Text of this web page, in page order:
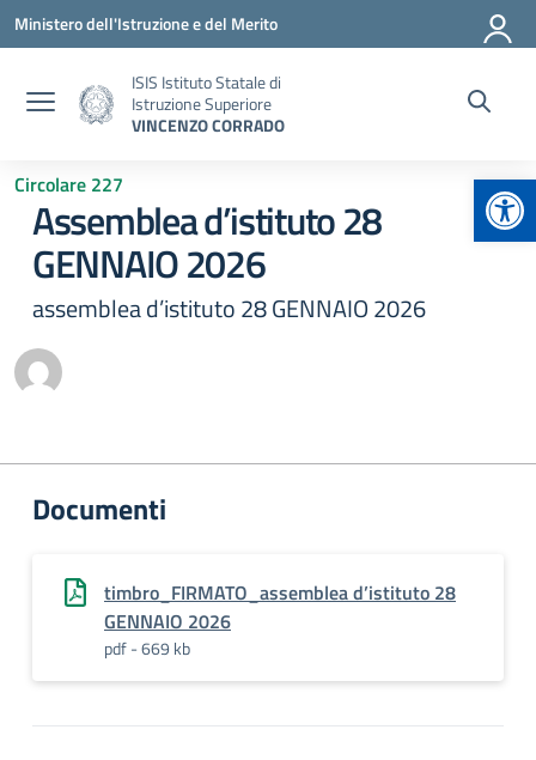
Vai ai contenuti
Vai al menu di navigazione
Vai al footer
Ministero dell'Istruzione e del Merito
ISIS Istituto Statale di
Istruzione Superiore
VINCENZO CORRADO
Circolare 227
Assemblea d’istituto 28
GENNAIO 2026
assemblea d’istituto 28 GENNAIO 2026
Documenti
timbro_FIRMATO_assemblea d’istituto 28
GENNAIO 2026
pdf - 669 kb